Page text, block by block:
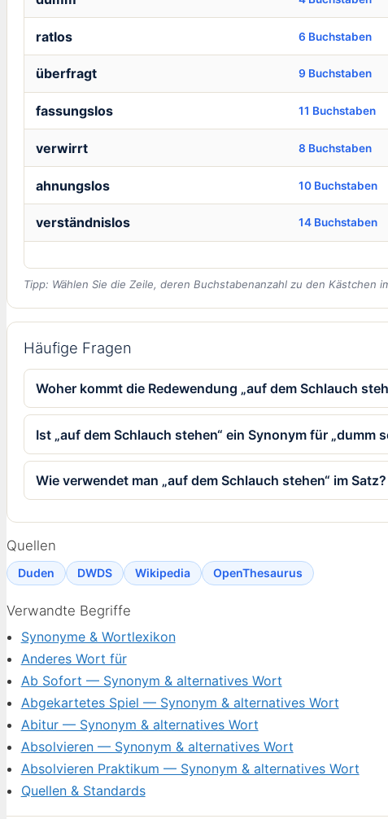
ratlos 6 Buchstaben
überfragt 9 Buchstaben
fassungslos 11 Buchstaben
verwirrt 8 Buchstaben
ahnungslos 10 Buchstaben
verständnislos 14 Buchstaben
Tipp: Wählen Sie die Zeile, deren Buchstabenanzahl zu den Kästchen
Häufige Fragen
Woher kommt die Redewendung „auf dem Schlauch
Ist „auf dem Schlauch stehen“ ein Synonym für „dumm
Wie verwendet man „auf dem Schlauch stehen“ im Satz?
Quellen
Duden DWDS Wikipedia OpenThesaurus
Verwandte Begriffe
Synonyme & Wortlexikon
Anderes Wort für
Ab Sofort — Synonym & alternatives Wort
Abgekartetes Spiel — Synonym & alternatives Wort
Abitur — Synonym & alternatives Wort
Absolvieren — Synonym & alternatives Wort
Absolvieren Praktikum — Synonym & alternatives Wort
Quellen & Standards